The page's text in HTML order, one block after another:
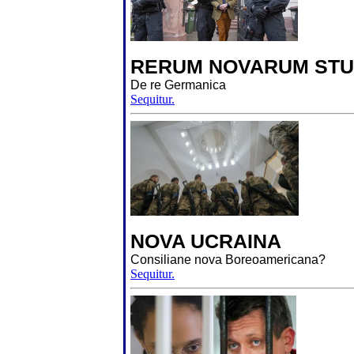
RERUM NOVARUM
De re Germanica
Sequitur.
NOVA UCRAINA
Consiliane nova Boreoamericana?
Sequitur.